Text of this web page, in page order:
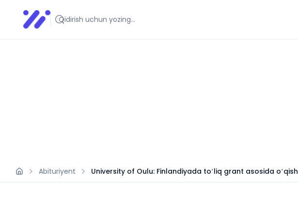
Infoedu
Ta&#039;lim xabarlari va yangiliklari
Abituriyent University of Oulu: Finlandiyada toʻliq grant asosida oʻqish